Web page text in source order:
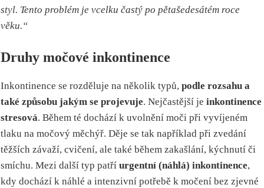
styl. Tento problém je vcelku častý po pětašedesátém roce
věku.“
Druhy močové inkontinence
Inkontinence se rozděluje na několik typů, podle rozsahu a
také způsobu jakým se projevuje. Nejčastější je inkontinence
stresová. Během té dochází k uvolnění moči při vyvíjeném
tlaku na močový měchýř. Děje se tak například při zvedání
těžších závaží, cvičení, ale také během zakašlání, kýchnutí či
smíchu. Mezi další typ patří urgentní (náhlá) inkontinence,
kdy dochází k náhlé a intenzivní potřebě k močení bez zjevné